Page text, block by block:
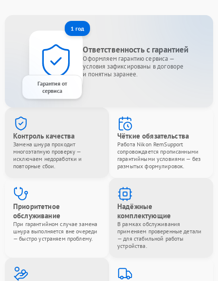
1 год
Гарантия от
сервиса
Ответственность с гарантией
Оформляем гарантию сервиса —
условия зафиксированы в договоре
и понятны заранее.
Контроль качества
Замена шнура проходит
многоэтапную проверку —
исключаем недоработки и
повторные сбои.
Чёткие обязательства
Работа Nikon RemSupport
сопровождается прописанными
гарантийными условиями — без
размытых формулировок.
Приоритетное
обслуживание
При гарантийном случае замена
шнура выполняется вне очереди
— быстро устраняем проблему.
Надёжные
комплектующие
В рамках обслуживания
применяем проверенные детали
— для стабильной работы
устройства.